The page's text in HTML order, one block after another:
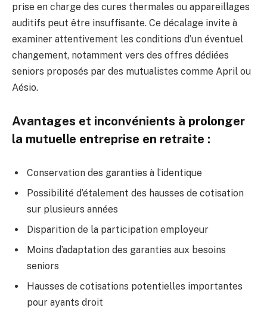
prise en charge des cures thermales ou appareillages
auditifs peut être insuffisante. Ce décalage invite à
examiner attentivement les conditions d’un éventuel
changement, notamment vers des offres dédiées
seniors proposés par des mutualistes comme April ou
Aésio.
Avantages et inconvénients à prolonger
la mutuelle entreprise en retraite :
Conservation des garanties à l’identique
Possibilité d’étalement des hausses de cotisation
sur plusieurs années
Disparition de la participation employeur
Moins d’adaptation des garanties aux besoins
seniors
Hausses de cotisations potentielles importantes
pour ayants droit